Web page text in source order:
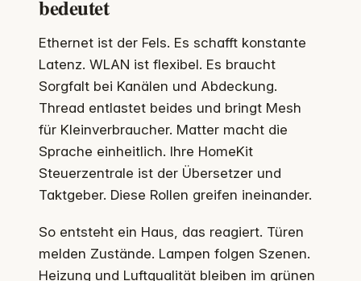
bedeutet
Ethernet ist der Fels. Es schafft konstante
Latenz. WLAN ist flexibel. Es braucht
Sorgfalt bei Kanälen und Abdeckung.
Thread entlastet beides und bringt Mesh
für Kleinverbraucher. Matter macht die
Sprache einheitlich. Ihre HomeKit
Steuerzentrale ist der Übersetzer und
Taktgeber. Diese Rollen greifen ineinander.
So entsteht ein Haus, das reagiert. Türen
melden Zustände. Lampen folgen Szenen.
Heizung und Luftqualität bleiben im grünen